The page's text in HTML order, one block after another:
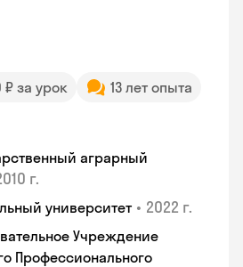
₽ за урок
13 лет опыта
аграрный
г.
университет • 2022 г.
Учреждение
Профессионального